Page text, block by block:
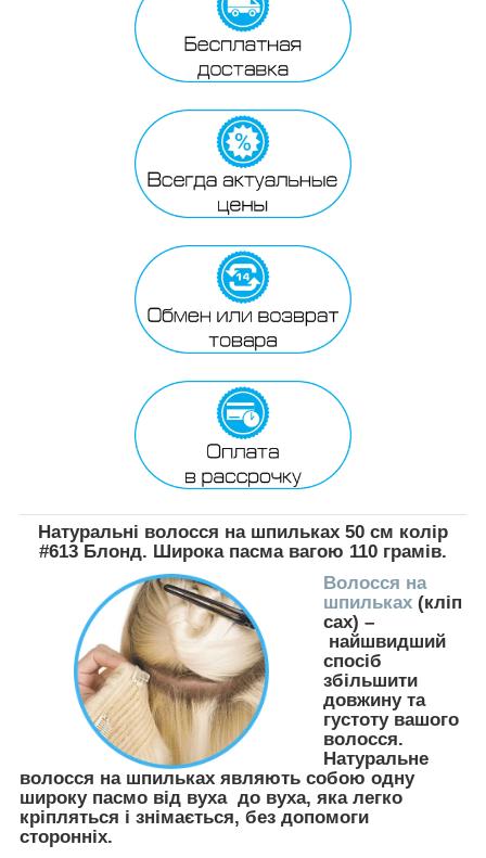
Натуральні волосся на шпильках 50 см колір
#613 Блонд. Широка пасма вагою 110 грамів.
Волосся на
шпильках (кліп
сах) –
найшвидший
спосіб
збільшити
довжину та
густоту вашого
волосся.
Натуральне
волосся на шпильках являють собою одну
широку пасмо від вуха до вуха, яка легко
кріпляться і знімається, без допомоги
сторонніх.